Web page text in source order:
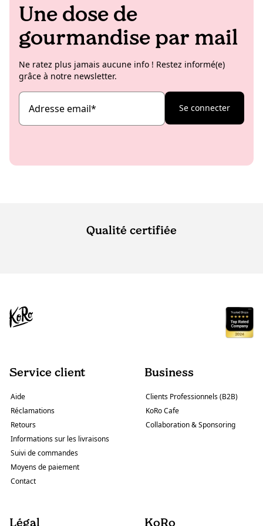
Une dose de
gourmandise par mail
Ne ratez plus jamais aucune info ! Restez informé(e)
grâce à notre newsletter.
Adresse email* Se connecter
Qualité certifiée
Service client
Aide
Réclamations
Retours
Informations sur les livraisons
Suivi de commandes
Moyens de paiement
Contact
Business
Clients Professionnels (B2B)
KoRo Cafe
Collaboration & Sponsoring
Légal KoRo